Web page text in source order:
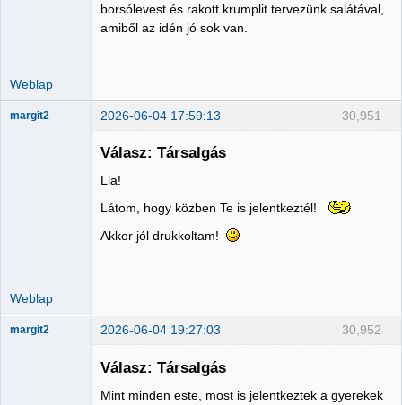
borsólevest és rakott krumplit tervezünk salátával,
amiből az idén jó sok van.
Weblap
30,951
margit2 2026-06-04 17:59:13
Válasz: Társalgás
Lia!
Látom, hogy közben Te is jelentkeztél!
Akkor jól drukkoltam!
Weblap
30,952
margit2 2026-06-04 19:27:03
Válasz: Társalgás
Mint minden este, most is jelentkeztek a gyerekek